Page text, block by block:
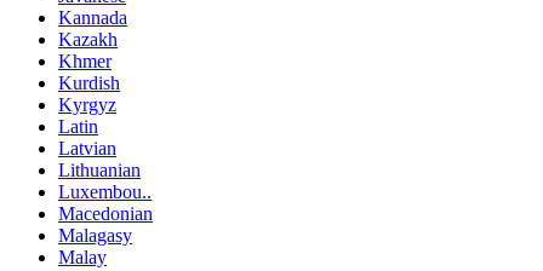
Kannada
Kazakh
Khmer
Kurdish
Kyrgyz
Latin
Latvian
Lithuanian
Luxembou..
Macedonian
Malagasy
Malay